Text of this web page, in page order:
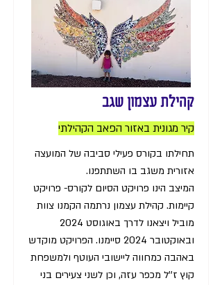
קהילת עצמון שגב
קיר מגונית באזור הפאב הקהילתי
תחילתו בקורס פעילי סביבה של המועצה
אזורית משגב בו השתתפנו.
המיצב הינו פרויקט הסיום לקורס- פרויקט
קיימות. קהילת עצמון נרתמה הקמנו צוות
מוביל ויצאנו לדרך באוגוסט 2024
ובאוקטובר 2024 סיימנו. הפרויקט מוקדש
באהבה כמחווה ליישובי העוטף ולמשפחת
קוץ ז''ל מכפר עזה, וכן לשני צעירים בני